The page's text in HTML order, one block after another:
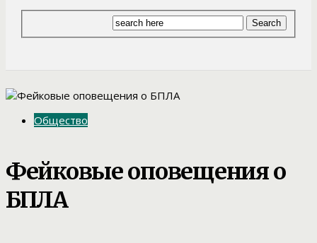
Общество
Фейковые оповещения о
БПЛА